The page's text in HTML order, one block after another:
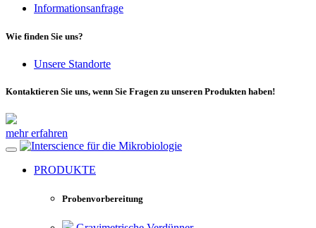
Informationsanfrage
Wie finden Sie uns?
Unsere Standorte
Kontaktieren Sie uns, wenn Sie Fragen zu unseren Produkten haben!
mehr erfahren
für die Mikrobiologie
PRODUKTE
Probenvorbereitung